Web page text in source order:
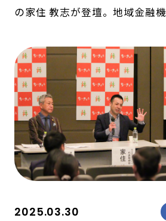
の家住 教志が登壇。地域金融
2025.03.30